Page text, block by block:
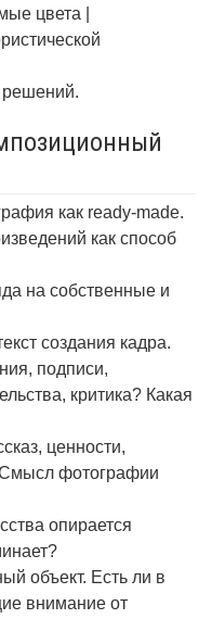
цвета |
как ready-made.
как способ
на собственные и
создания кадра.
подписи,
критика? Какая
ценности,
фотографии
опирается
объект. Есть ли в
внимание от